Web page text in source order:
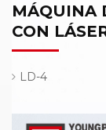
MÁQUINA
CON
LD-4